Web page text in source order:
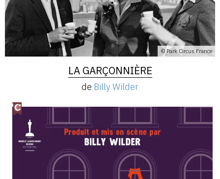
© Park Circus France
LA GARÇONNIÈRE
de Billy Wilder